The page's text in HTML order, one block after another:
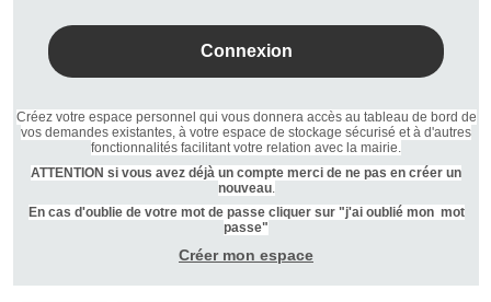
Créez votre espace personnel qui vous donnera accès au tableau de bord de
vos demandes existantes, à votre espace de stockage sécurisé et à d'autres
fonctionnalités facilitant votre relation avec la mairie.
ATTENTION si vous avez déjà un compte merci de ne pas en créer un
nouveau.
En cas d'oublie de votre mot de passe cliquer sur "j'ai oublié mon mot
passe"
Créer mon espace